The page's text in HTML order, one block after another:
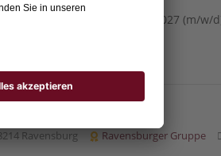
Produktionstechnik 2027 (m/w/
(m/w/d)
Ravensburg Ravensburger Gruppe